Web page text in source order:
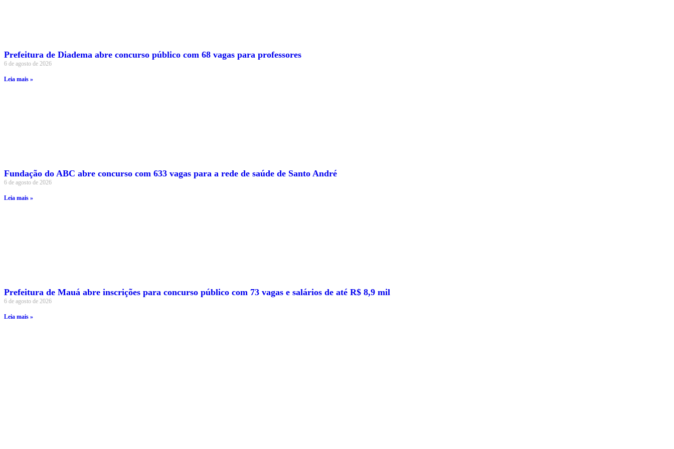
Prefeitura de Diadema abre concurso público com 68 vagas para professores
6 de agosto de 2026
Leia mais »
Fundação do ABC abre concurso com 633 vagas para a rede de saúde de Santo André
6 de agosto de 2026
Leia mais »
Prefeitura de Mauá abre inscrições para concurso público com 73 vagas e salários de até R$ 8,9 mil
6 de agosto de 2026
Leia mais »